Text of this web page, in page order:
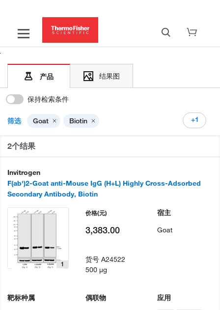
产品 结果图
保持检索条件
筛选 Goat Biotin +1
2个结果
Invitrogen
F(ab')2-Goat anti-Mouse IgG (H+L) Highly Cross-Adsorbed
Secondary Antibody, Biotin
1
宿主
Goat
靶标种属
偶联物
应用
价格(元)
3,383.00
货号 A24522
500 µg